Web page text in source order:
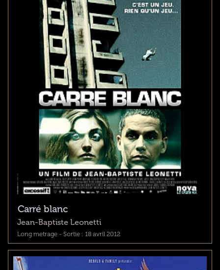
Carré blanc
Jean-Baptiste Leonetti
Long metrage - Sortie : 18 avril 2012